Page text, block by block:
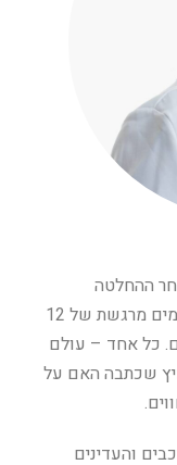
ההחלטה
ששינתה את חיי, הקמתי גם תערוכת צילומים מרגשת של 12
כל אחד – עולם
שכתבה האם על
והעדינים